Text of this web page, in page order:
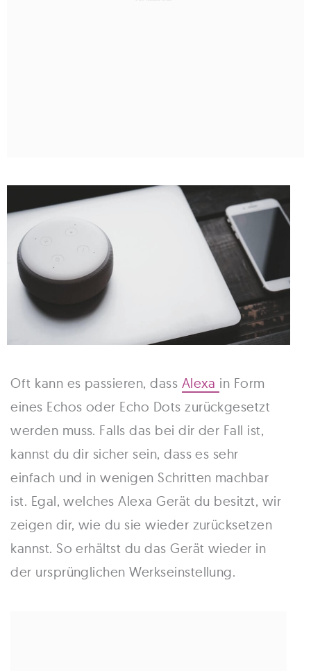
Oft kann es passieren, dass Alexa in Form
eines Echos oder Echo Dots zurückgesetzt
werden muss. Falls das bei dir der Fall ist,
kannst du dir sicher sein, dass es sehr
einfach und in wenigen Schritten machbar
ist. Egal, welches Alexa Gerät du besitzt, wir
zeigen dir, wie du sie wieder zurücksetzen
kannst. So erhältst du das Gerät wieder in
der ursprünglichen Werkseinstellung.